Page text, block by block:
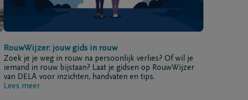
RouwWijzer: jouw gids in rouw
Zoek je je weg in rouw na persoonlijk verlies? Of wil je
iemand in rouw bijstaan? Laat je gidsen op RouwWijzer
van DELA voor inzichten, handvaten en tips.
Lees meer